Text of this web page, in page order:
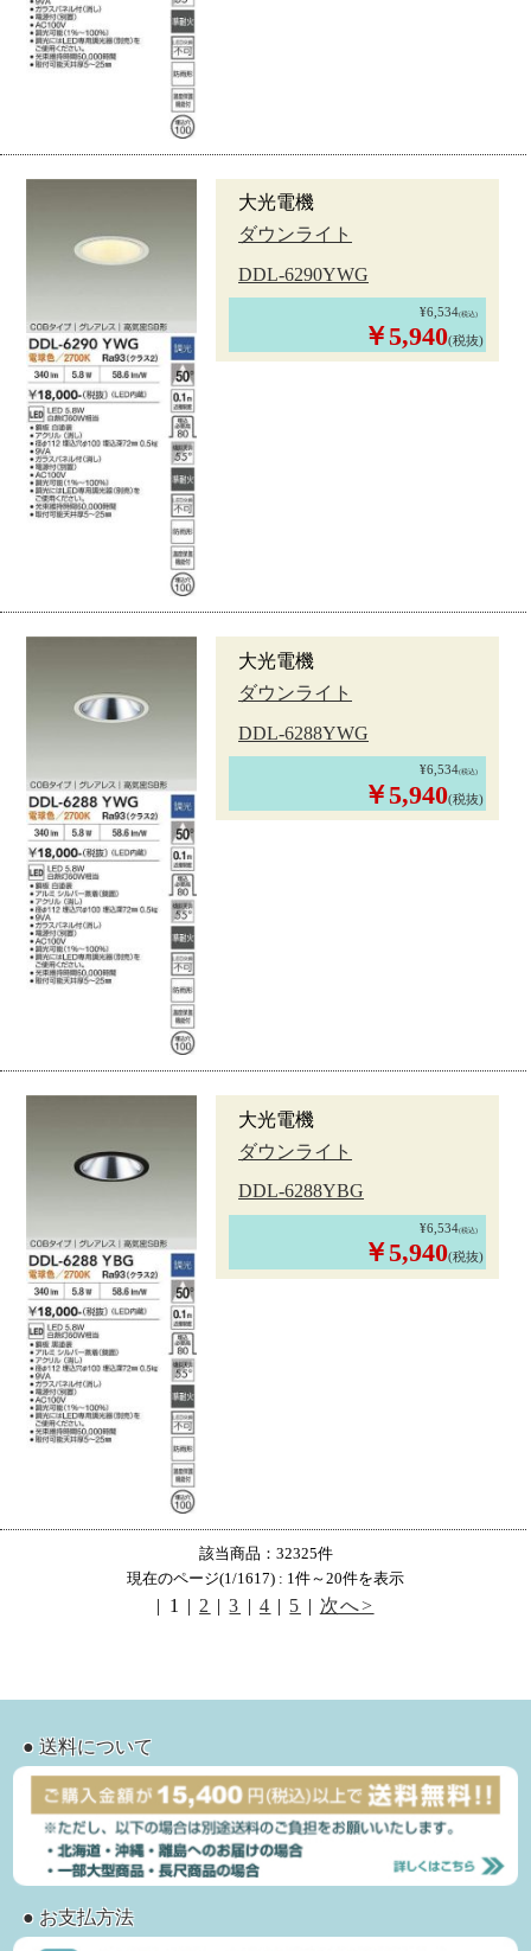
大光電機
ダウンライト
DDL-6290YWG
¥6,534(税込)
￥5,940(税抜)
大光電機
ダウンライト
DDL-6288YWG
¥6,534(税込)
￥5,940(税抜)
大光電機
ダウンライト
DDL-6288YBG
¥6,534(税込)
￥5,940(税抜)
該当商品：32325件
現在のページ(1/1617) : 1件～20件を表示
| 1 | 2 |3 | 4 | 5 | 次へ>
● 送料について
● お支払方法